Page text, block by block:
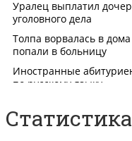
Статистика